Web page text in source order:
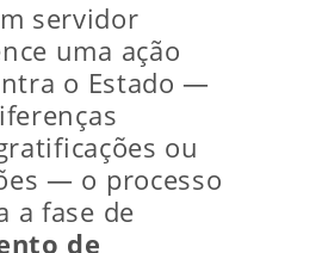
servidor
uma ação
o Estado —
ou
— o processo
a fase de
de